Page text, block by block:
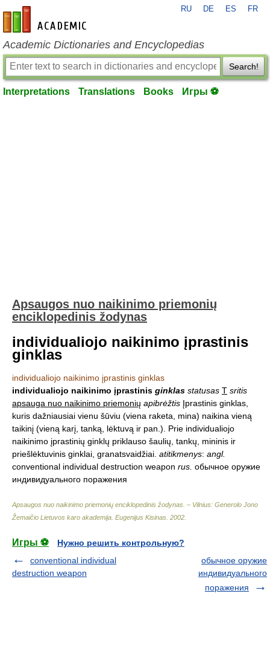
en-academic.com
RU DE ES FR
Academic Dictionaries and Encyclopedias
Search!
Interpretations Translations Books Игры ⚽
Apsaugos nuo naikinimo priemonių
enciklopedinis žodynas
individualiojo naikinimo įprastinis
ginklas
individualiojo naikinimo įprastinis ginklas
individualiojo naikinimo įprastinis ginklas statusas T sritis
apsauga nuo naikinimo priemonių apibrėžtis Įprastinis ginklas,
kuris dažniausiai vienu šūviu (viena raketa, mina) naikina vieną
taikinį (vieną karį, tanką, lėktuvą ir pan.). Prie individualiojo
naikinimo įprastinių ginklų priklauso šaulių, tankų, mininis ir
priešlėktuvinis ginklai, granatsvaidžiai. atitikmenys: angl.
conventional individual destruction weapon rus. обычное оружие
индивидуального поражения
Apsaugos nuo naikinimo priemonių enciklopedinis žodynas. – Vilnius: Generolo Jono
Žemaičio Lietuvos karo akademija Eugenijus Kisinas 2002
Игры ⚽
Нужно решить контрольную?
conventional individual
destruction weapon
обычное оружие
индивидуального
поражения